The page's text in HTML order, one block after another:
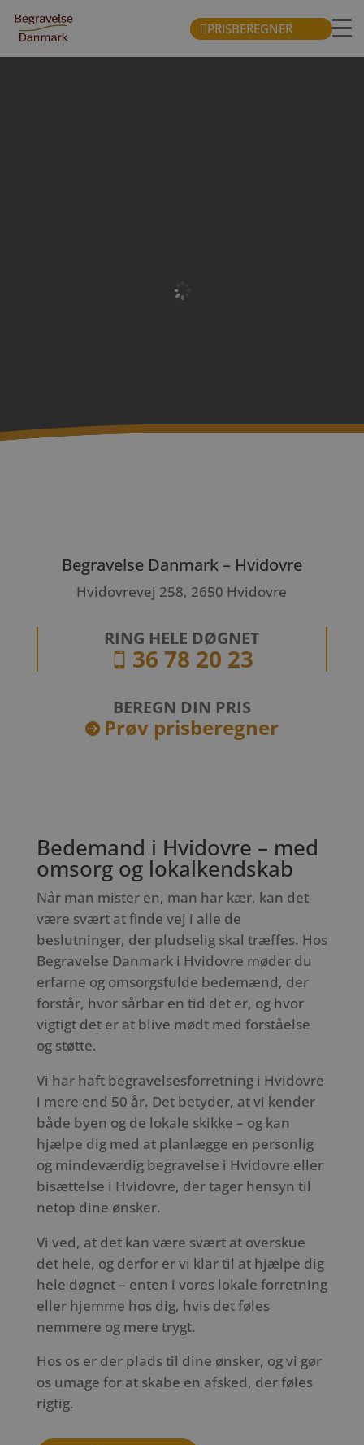
PRISBEREGNER
Begravelse Danmark – Hvidovre
Hvidovrevej 258, 2650 Hvidovre
RING HELE DØGNET
 36 78 20 23
BEREGN DIN PRIS
 Prøv prisberegner
Bedemand i Hvidovre – med
omsorg og lokalkendskab
Når man mister en, man har kær, kan det
være svært at finde vej i alle de
beslutninger, der pludselig skal træffes. Hos
Begravelse Danmark i Hvidovre møder du
erfarne og omsorgsfulde bedemænd, der
forstår, hvor sårbar en tid det er, og hvor
vigtigt det er at blive mødt med forståelse
og støtte.
Vi har haft begravelsesforretning i Hvidovre
i mere end 50 år. Det betyder, at vi kender
både byen og de lokale skikke – og kan
hjælpe dig med at planlægge en personlig
og mindeværdig begravelse i Hvidovre eller
bisættelse i Hvidovre, der tager hensyn til
netop dine ønsker.
Vi ved, at det kan være svært at overskue
det hele, og derfor er vi klar til at hjælpe dig
hele døgnet – enten i vores lokale forretning
eller hjemme hos dig, hvis det føles
nemmere og mere trygt.
Hos os er der plads til dine ønsker, og vi gør
os umage for at skabe en afsked, der føles
rigtig.